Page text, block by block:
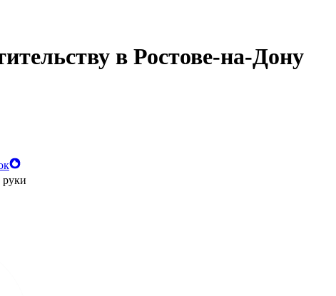
в Ростове-на-Дону
руки